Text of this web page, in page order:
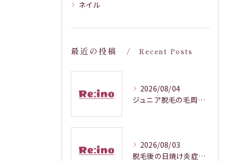
ネイル
最近の投稿 Recent Posts
2026/08/04
ジュニア脱毛の毛周期調整メカニズム解説
2026/08/03
脱毛後の日焼け炎症対処法徹底解説